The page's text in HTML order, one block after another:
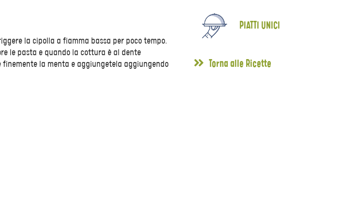
la cipolla a fiamma bassa per poco tempo.
le pasta e quando la cottura è al dente
la menta e aggiungetela aggiungendo
PIATTI UNICI
Torna alle Ricette